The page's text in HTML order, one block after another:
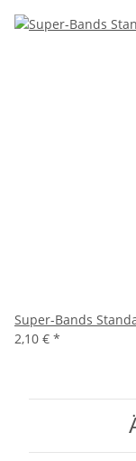
Super-Bands
2,10 € *